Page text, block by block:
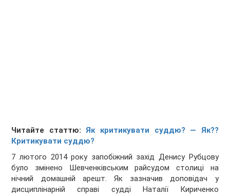
Читайте статтю:Як критикувати суддю? — Як??
Критикувати суддю?
7 лютого 2014 року запобіжний захід Денису Рубцову
було змінено Шевченківським райсудом столиці на
нічний домашній арешт. Як зазначив доповідач у
дисциплінарній справі судді Наталії Кириченко